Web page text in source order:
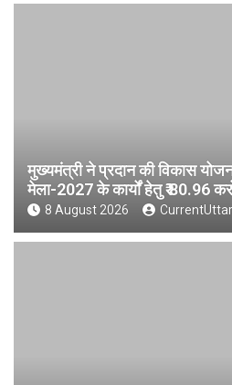
मुख्यमंत्री ने प्रदान की विकास
मेला-2027 के कार्यों हेतु ₹ 80.96
8 August 2026